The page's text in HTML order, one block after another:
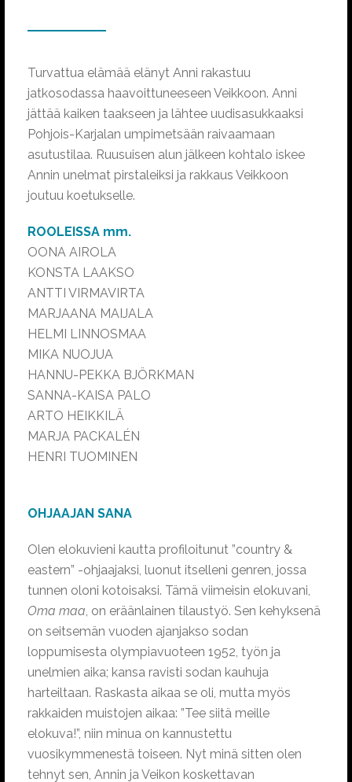
Turvattua elämää elänyt Anni rakastuu
jatkosodassa haavoittuneeseen Veikkoon. Anni
jättää kaiken taakseen ja lähtee uudisasukkaaksi
Pohjois-Karjalan umpimetsään raivaamaan
asutustilaa. Ruusuisen alun jälkeen kohtalo iskee
Annin unelmat pirstaleiksi ja rakkaus Veikkoon
joutuu koetukselle.
ROOLEISSA mm.
OONA AIROLA
KONSTA LAAKSO
ANTTI VIRMAVIRTA
MARJAANA MAIJALA
HELMI LINNOSMAA
MIKA NUOJUA
HANNU-PEKKA BJÖRKMAN
SANNA-KAISA PALO
ARTO HEIKKILÄ
MARJA PACKALÉN
HENRI TUOMINEN
OHJAAJAN SANA
Olen elokuvieni kautta profiloitunut ”country &
eastern” -ohjaajaksi, luonut itselleni genren, jossa
tunnen oloni kotoisaksi. Tämä viimeisin elokuvani,
Oma maa, on eräänlainen tilaustyö. Sen kehyksenä
on seitsemän vuoden ajanjakso sodan
loppumisesta olympiavuoteen 1952, työn ja
unelmien aika; kansa ravisti sodan kauhuja
harteiltaan. Raskasta aikaa se oli, mutta myös
rakkaiden muistojen aikaa: ”Tee siitä meille
elokuva!”, niin minua on kannustettu
vuosikymmenestä toiseen. Nyt minä sitten olen
tehnyt sen, Annin ja Veikon koskettavan